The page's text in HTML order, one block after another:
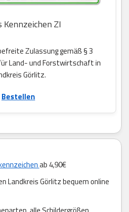
Kennzeichen ZI
Zulassung gemäß § 3
Land- und Forstwirtschaft in
Görlitz.
Bestellen
ab 4,90€
Landkreis Görlitz bequem online